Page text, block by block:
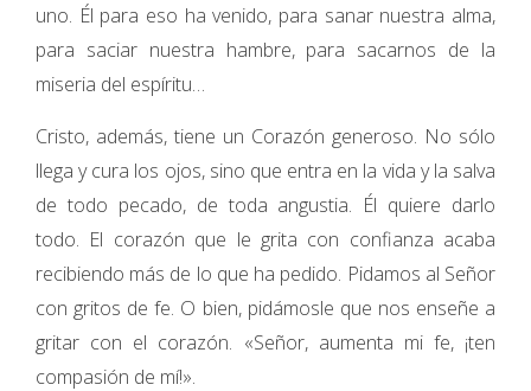
uno. Él para eso ha venido, para sanar nuestra alma,
para saciar nuestra hambre, para sacarnos de la
miseria del espíritu…
Cristo, además, tiene un Corazón generoso. No sólo
llega y cura los ojos, sino que entra en la vida y la salva
de todo pecado, de toda angustia. Él quiere darlo
todo. El corazón que le grita con confianza acaba
recibiendo más de lo que ha pedido. Pidamos al Señor
con gritos de fe. O bien, pidámosle que nos enseñe a
gritar con el corazón. «Señor, aumenta mi fe, ¡ten
compasión de mí!».